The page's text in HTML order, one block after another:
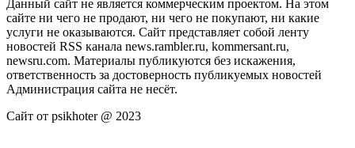
Данный сайт не является коммерческим проектом. На этом
сайте ни чего не продают, ни чего не покупают, ни какие
услуги не оказываются. Сайт представляет собой ленту
новостей RSS канала news.rambler.ru, kommersant.ru,
newsru.com. Материалы публикуются без искажения,
ответственность за достоверность публикуемых новостей
Администрация сайта не несёт.
Сайт от psikhoter @ 2023